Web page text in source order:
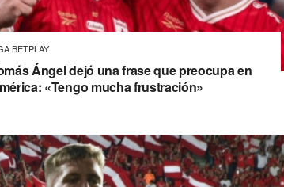
BETPLAY
Ángel dejó una frase que preocupa en
«Tengo mucha frustración»